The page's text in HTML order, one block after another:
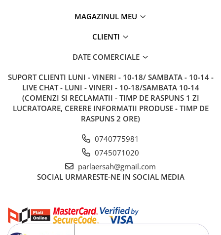
MAGAZINUL MEU
CLIENTI
DATE COMERCIALE
SUPORT CLIENTI LUNI - VINERI - 10-18/ SAMBATA - 10-14 -
LIVE CHAT - LUNI - VINERI - 10-18/SAMBATA 10-14
(COMENZI SI RECLAMATII - TIMP DE RASPUNS 1 ZI
LUCRATOARE, CERERE INFORMATII PRODUSE - TIMP DE
RASPUNS 2 ORE)
0740775981
0745071020
parlaersah@gmail.com
SOCIAL URMARESTE-NE IN SOCIAL MEDIA